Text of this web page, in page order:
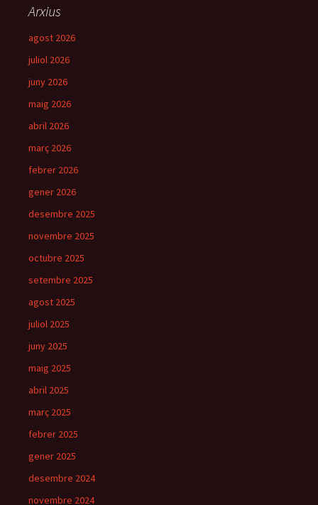
Arxius
agost 2026
juliol 2026
juny 2026
maig 2026
abril 2026
març 2026
febrer 2026
gener 2026
desembre 2025
novembre 2025
octubre 2025
setembre 2025
agost 2025
juliol 2025
juny 2025
maig 2025
abril 2025
març 2025
febrer 2025
gener 2025
desembre 2024
novembre 2024